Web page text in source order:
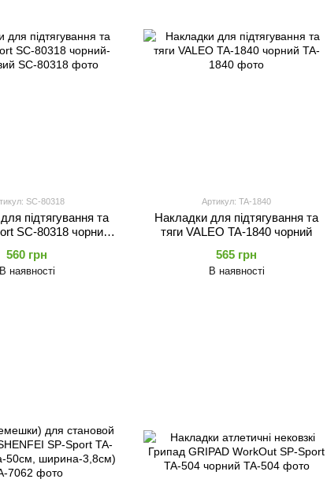
SC-80318
підтягування та
SC-80318 чорний-
560 грн
В наявності
Артикул: TA-1840
Накладки для підтягування та
тяги VALEO TA-1840 чорний
565 грн
В наявності